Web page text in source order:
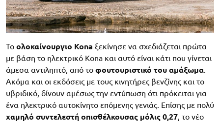
Το ολοκαίνουργιο Kona ξεκίνησε να σχεδιάζεται πρώτα
με βάση το ηλεκτρικό Kona και αυτό είναι κάτι που γίνεται
άμεσα αντιληπτό, από το φουτουριστικό του αμάξωμα.
Ακόμα και οι εκδόσεις με τους κινητήρες βενζίνης και το
υβριδικό, δίνουν αμέσως την εντύπωση ότι πρόκειται για
ένα ηλεκτρικό αυτοκίνητο επόμενης γενιάς. Επίσης με πολύ
χαμηλό συντελεστή οπισθέλκουσας μόλις 0,27, το νέο